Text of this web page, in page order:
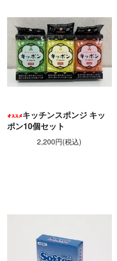
キッチンスポンジ キッ
ポン10個セット
2,200円(税込)